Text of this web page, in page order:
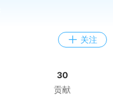
关注
30
贡献